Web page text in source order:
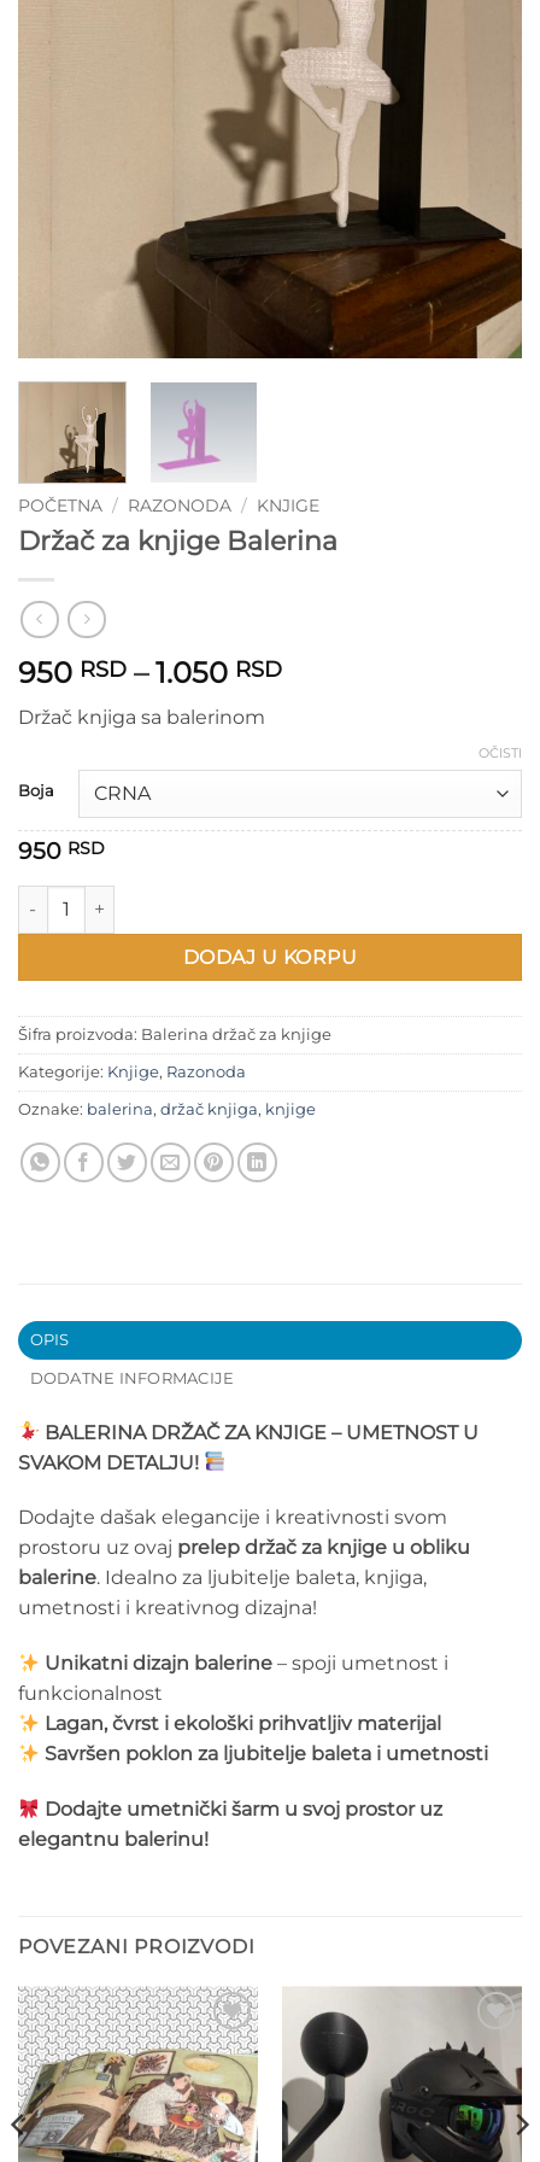
POČETNA / RAZONODA / KNJIGE
Držač za knjige Balerina
950 RSD – 1.050 RSDRaspon
1.050 RSD
Držač knjiga sa balerinom
Boja
OČISTI
950 RSD
Držač za knjige Balerina količina
DODAJ U KORPU
Šifra proizvoda: Balerina držač za knjige
Kategorije: Knjige, Razonoda
Oznake: balerina, držač knjiga, knjige
OPIS
DODATNE INFORMACIJE
BALERINA DRŽAČ ZA KNJIGE – UMETNOST U
SVAKOM DETALJU!
Dodajte dašak elegancije i kreativnosti svom
prostoru uz ovaj prelep držač za knjige u obliku
balerine. Idealno za ljubitelje baleta, knjiga,
umetnosti i kreativnog dizajna!
Unikatni dizajn balerine – spoji umetnost i
funkcionalnost
Lagan, čvrst i ekološki prihvatljiv materijal
Savršen poklon za ljubitelje baleta i umetnosti
Dodajte umetnički šarm u svoj prostor uz
elegantnu balerinu!
POVEZANI PROIZVODI
Add to
wishlist
Add to
wishlist